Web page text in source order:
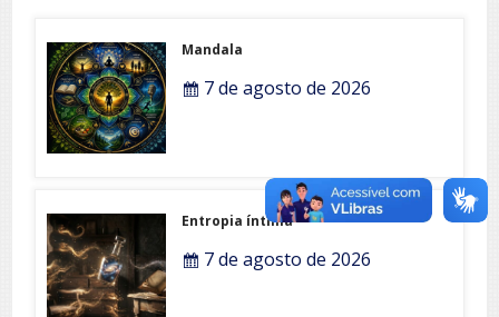
Mandala
7 de agosto de 2026
Entropia íntima
7 de agosto de 2026